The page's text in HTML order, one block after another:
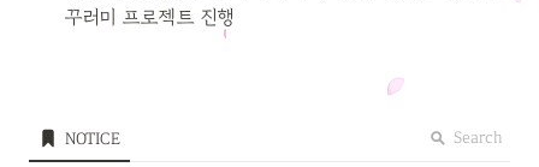
꾸러미 프로젝트 진행
NOTICE Search